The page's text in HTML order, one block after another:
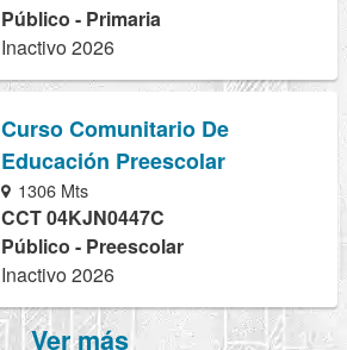
Público - Primaria
Inactivo 2026
Curso Comunitario De
Educación Preescolar
1306 Mts
CCT 04KJN0447C
Público - Preescolar
Inactivo 2026
Ver más